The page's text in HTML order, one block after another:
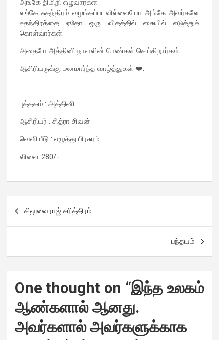
அங்கே திமிறி எழுவார்கள்.
எங்கே சுதந்திரம் வழங்கப்படவில்லையோ அங்கே அவர்களே
சுதந்திரத்தை ஏதோ ஒரு விதத்தில் கையில் எடுத்துக்
கொள்வார்கள்.
அதையே அத்தினி நாவலின் பெண்கள் செய்கிறார்கள்.
ஆசிரியருக்கு மனமார்ந்த வாழ்த்துகள் ❤️.
புத்தகம் : அத்தினி
ஆசிரியர் : சித்ரா சிவன்
வெளியீடு : எழுத்து பிரசுரம்
விலை :280/-
சிலுவைராஜ் சரித்திரம்
பந்தயம்
One thought on “இந்த உலகம்
ஆண்களால் ஆனது.
அவர்களால் அவர்களுக்காக